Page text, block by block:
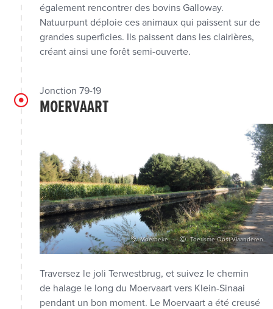
également rencontrer des bovins Galloway.
Natuurpunt déploie ces animaux qui paissent sur de
grandes superficies. Ils paissent dans les clairières,
créant ainsi une forêt semi-ouverte.
Jonction 79-19
MOERVAART
Moerbeke Toerisme Oost-Vlaanderen
Traversez le joli Terwestbrug, et suivez le chemin
de halage le long du Moervaart vers Klein-Sinaai
pendant un bon moment. Le Moervaart a été creusé